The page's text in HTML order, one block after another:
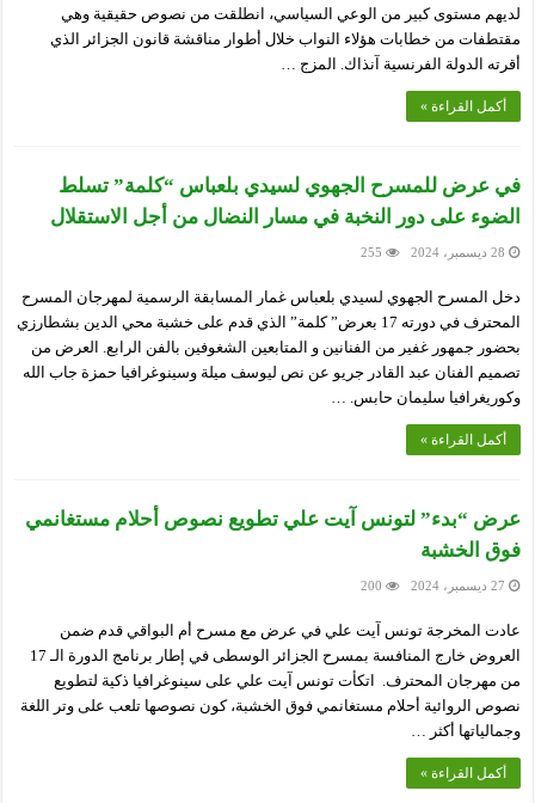
لديهم مستوى كبير من الوعي السياسي، انطلقت من نصوص حقيقية وهي
مقتطفات من خطابات هؤلاء النواب خلال أطوار مناقشة قانون الجزائر الذي
أقرته الدولة الفرنسية آنذاك. المزج …
أكمل القراءة »
في عرض للمسرح الجهوي لسيدي بلعباس “كلمة” تسلط
الضوء على دور النخبة في مسار النضال من أجل الاستقلال
28 ديسمبر، 2024 255
دخل المسرح الجهوي لسيدي بلعباس غمار المسابقة الرسمية لمهرجان المسرح
المحترف في دورته 17 بعرض” كلمة” الذي قدم على خشبة محي الدين بشطارزي
بحضور جمهور غفير من الفنانين و المتابعين الشغوفين بالفن الرابع. العرض من
تصميم الفنان عبد القادر جريو عن نص ليوسف ميلة وسينوغرافيا حمزة جاب الله
وكوريغرافيا سليمان حابس. …
أكمل القراءة »
عرض “بدء” لتونس آيت علي تطويع نصوص أحلام مستغانمي
فوق الخشبة
27 ديسمبر، 2024 200
عادت المخرجة تونس آيت علي في عرض مع مسرح أم البواقي قدم ضمن
العروض خارج المنافسة بمسرح الجزائر الوسطى في إطار برنامج الدورة الـ 17
من مهرجان المحترف. اتكأت تونس آيت علي على سينوغرافيا ذكية لتطويع
نصوص الروائية أحلام مستغانمي فوق الخشبة، كون نصوصها تلعب على وتر اللغة
وجمالياتها أكثر …
أكمل القراءة »